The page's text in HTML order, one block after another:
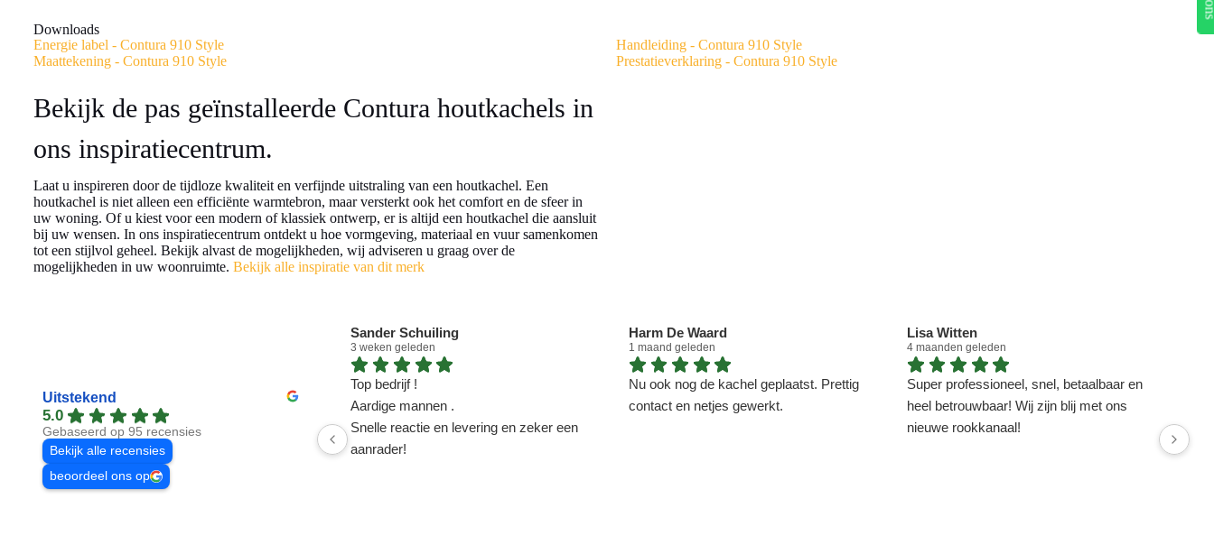
Downloads
Energie label - Contura 910 Style
Handleiding - Contura 910 Style
Maattekening - Contura 910 Style
Prestatieverklaring - Contura 910 Style
Bekijk de pas geïnstalleerde Contura houtkachels in
ons inspiratiecentrum.
Laat u inspireren door de tijdloze kwaliteit en verfijnde uitstraling van een houtkachel. Een
houtkachel is niet alleen een efficiënte warmtebron, maar versterkt ook het comfort en de sfeer in
uw woning. Of u kiest voor een modern of klassiek ontwerp, er is altijd een houtkachel die aansluit
bij uw wensen. In ons inspiratiecentrum ontdekt u hoe vormgeving, materiaal en vuur samenkomen
tot een stijlvol geheel. Bekijk alvast de mogelijkheden, wij adviseren u graag over de
mogelijkheden in uw woonruimte. Bekijk alle inspiratie van dit merk
Uitstekend
5.0
Gebaseerd op 95 recensies
Bekijk alle recensies
beoordeel ons op
Sander Schuiling
3 weken geleden
Top bedrijf !
Aardige mannen .
Snelle reactie en levering en zeker een
aanrader!
Harm De Waard
1 maand geleden
Nu ook nog de kachel geplaatst. Prettig
contact en netjes gewerkt.
Lisa Witten
4 maanden geleden
Super professioneel, snel, betaalbaar en
heel betrouwbaar! Wij zijn blij met ons
nieuwe rookkanaal!